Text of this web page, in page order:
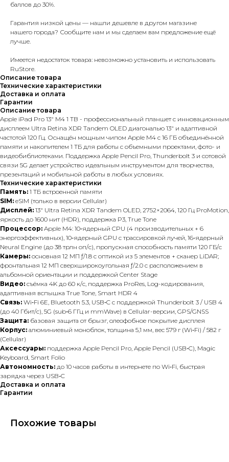
баллов до 30%.
Гарантия низкой цены — нашли дешевле в другом магазине
нашего города? Сообщите нам и мы сделаем вам предложение ещё
лучше.
Имеется недостаток товара: невозможно установить и использовать
RuStore.
Описание товара
Технические характеристики
Доставка и оплата
Гарантии
Описание товара
Apple iPad Pro 13" M4 1 TB - профессиональный планшет с инновационным
дисплеем Ultra Retina XDR Tandem OLED диагональю 13″ и адаптивной
частотой 120 Гц. Оснащён мощным чипом Apple M4 с 16 ГБ объединённой
памяти и накопителем 1 ТБ для работы с объемными проектами, фото- и
видеобиблиотеками. Поддержка Apple Pencil Pro, Thunderbolt 3 и сотовой
связи 5G делает устройство идеальным инструментом для творчества,
презентаций и мобильной работы в любых условиях.
Технические характеристики
Память: 1 ТБ встроенной памяти
SIM: eSIM (только в версии Cellular)
Дисплей: 13″ Ultra Retina XDR Tandem OLED, 2752×2064, 120 Гц ProMotion,
яркость до 1600 нит (HDR), поддержка P3, True Tone
Процессор: Apple M4: 10‑ядерный CPU (4 производительных + 6
энергоэффективных), 10‑ядерный GPU с трассировкой лучей, 16‑ядерный
Neural Engine (до 38 трлн оп/с), пропускная способность памяти 120 ГБ/с
Камеры: основная 12 МП ƒ/1.8 с оптикой из 5 элементов + сканер LiDAR;
фронтальная 12 МП сверхширокоугольная ƒ/2.0 с расположением в
альбомной ориентации и поддержкой Center Stage
Видео: съёмка 4K до 60 к/с, поддержка ProRes, Log-кодирования,
адаптивная вспышка True Tone, Smart HDR 4
Связь: Wi‑Fi 6E, Bluetooth 5.3, USB‑C с поддержкой Thunderbolt 3 / USB 4
(до 40 Гбит/с), 5G (sub‑6 ГГц и mmWave) в Cellular-версии, GPS/GNSS
Защита: базовая защита от брызг, олеофобное покрытие дисплея
Корпус: алюминиевый моноблок, толщина 5,1 мм, вес 579 г (Wi‑Fi) / 582 г
(Cellular)
Аксессуары: поддержка Apple Pencil Pro, Apple Pencil (USB‑C), Magic
Keyboard, Smart Folio
Автономность: до 10 часов работы в интернете по Wi‑Fi, быстрая
зарядка через USB‑C
Доставка и оплата
Гарантии
Похожие товары